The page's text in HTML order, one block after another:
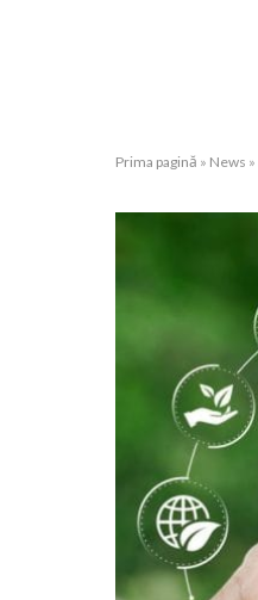
Prima pagină » News »